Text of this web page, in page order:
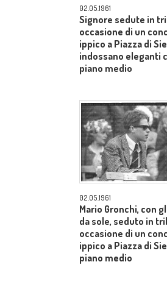
02.05.1961
Signore sedute in
occasione di un
ippico a Piazza di
indossano eleganti
piano medio
02.05.1961
Mario Gronchi, con
da sole, seduto in
occasione di un
ippico a Piazza di
piano medio